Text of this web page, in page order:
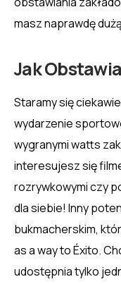
masz naprawdę
Jak
Staramy się
wydarzenie
wygranymi watts
interesujesz się
rozrywkowymi czy
dla siebie! Inny
bukmacherskim,
as a way to Éxito.
udostępnia tylko